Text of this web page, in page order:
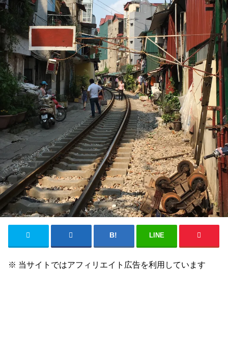
LINE
※ 当サイトではアフィリエイト広告を利用しています